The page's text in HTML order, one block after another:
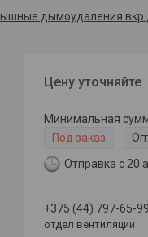
дымоудаления вкр
Цену уточняйте
Минимальная
Под заказ
Отправка с 20
+375 (44) 797-65-99
отдел вентиляции